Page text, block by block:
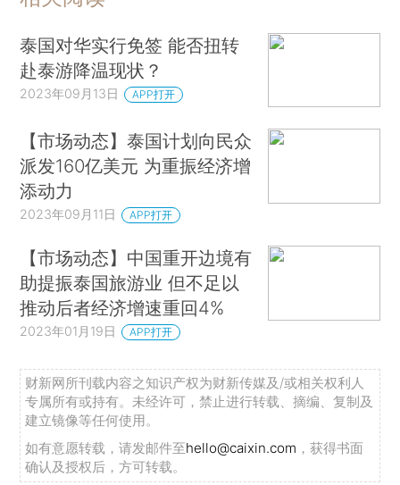
泰国对华实行免签 能否扭转
赴泰游降温现状？
2023年09月13日 APP打开
【市场动态】泰国计划向民众
派发160亿美元 为重振经济增
添动力
2023年09月11日 APP打开
【市场动态】中国重开边境有
助提振泰国旅游业 但不足以
推动后者经济增速重回4%
2023年01月19日 APP打开
财新网所刊载内容之知识产权为财新传媒及/或相关权利人
专属所有或持有。未经许可，禁止进行转载、摘编、复制及
建立镜像等任何使用。
如有意愿转载，请发邮件至hello@caixin.com ，获得书面
确认及授权后，方可转载。